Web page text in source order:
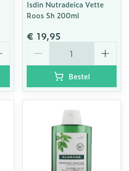
Isdin Nutradeica Vette
Roos Sh 200ml
€ 19,95
Bestel